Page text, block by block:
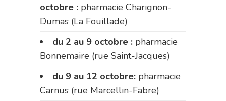
octobre : pharmacie Charignon-
Dumas (La Fouillade)
du 2 au 9 octobre : pharmacie
Bonnemaire (rue Saint-Jacques)
du 9 au 12 octobre: pharmacie
Carnus (rue Marcellin-Fabre)